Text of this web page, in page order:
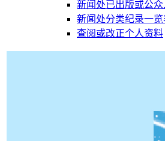
新闻处已出版或公
新闻处分类纪录一览
查阅或改正个人资料